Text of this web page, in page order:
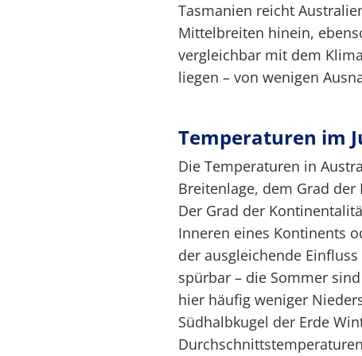
Tasmanien reicht
Mittelbreiten hinein,
vergleichbar mit dem
liegen – von wenigen
Temperaturen im
Die Temperaturen in
Breitenlage, dem Grad
Der Grad der
Inneren eines Kontinents
der ausgleichende
spürbar – die Sommer
hier häufig weniger
Südhalbkugel der Erde